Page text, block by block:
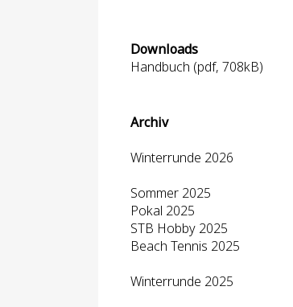
Downloads
Handbuch (pdf, 708kB)
Archiv
Winterrunde 2026
Sommer 2025
Pokal 2025
STB Hobby 2025
Beach Tennis 2025
Winterrunde 2025